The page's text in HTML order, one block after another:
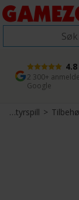
4.8
2 300+
Google
1 dags
Bestill innen kl. 12
Miniatyrspill >